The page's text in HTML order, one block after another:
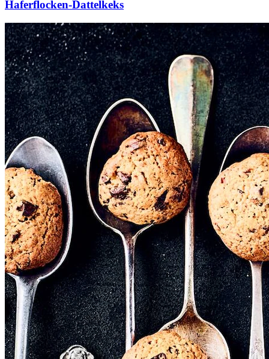
Haferflocken-Dattelkeks